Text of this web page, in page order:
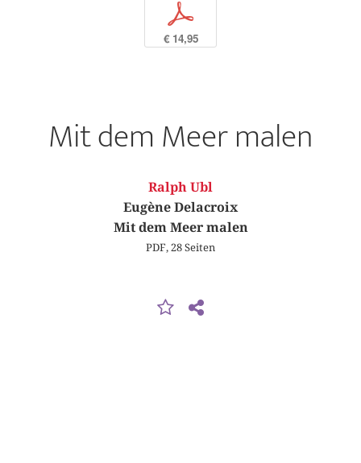
p
€ 14,95
Mit dem Meer malen
Ralph Ubl
Eugène Delacroix
Mit dem Meer malen
PDF, 28 Seiten